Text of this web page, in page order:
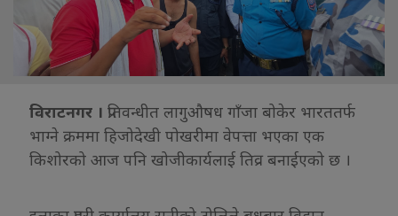
विराटनगर । प्रतिवन्धीत लागुऔषध गाँजा बोकेर भारततर्फ
भाग्ने क्रममा हिजोदेखी पोखरीमा वेपत्ता भएका एक
किशोरको आज पनि खोजीकार्यलाई तिव्र बनाईएको छ ।